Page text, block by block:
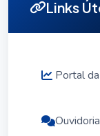
Links
Portal
Ouvidoria